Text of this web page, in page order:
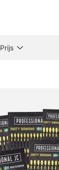
Prijs